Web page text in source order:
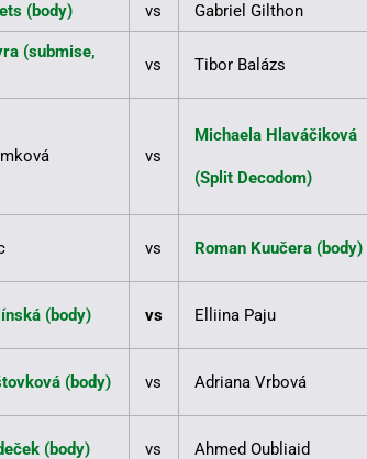
(body) vs Gabriel Gilthon
(submise,
vs Tibor Balázs
vs
Michaela Hlaváčiková
(Split Decodom)
vs Roman Kuučera (body)
(body) vs Elliina Paju
(body) vs Adriana Vrbová
(body) vs Ahmed Oubliaid